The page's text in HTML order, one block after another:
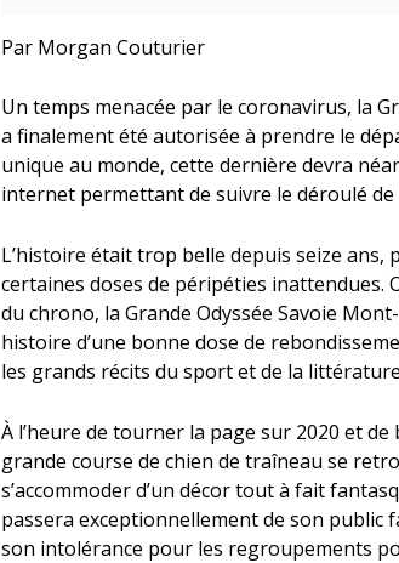
Par Morgan Couturier
Un temps menacée par le coronavirus, la
a finalement été autorisée à prendre le
unique au monde, cette dernière devra
internet permettant de suivre le déroulé de
L’histoire était trop belle depuis seize ans,
certaines doses de péripéties inattendues.
du chrono, la Grande Odyssée Savoie
histoire d’une bonne dose de
les grands récits du sport et de la
À l’heure de tourner la page sur 2020 et
grande course de chien de traîneau se
s’accommoder d’un décor tout à fait
passera exceptionnellement de son public
son intolérance pour les regroupements